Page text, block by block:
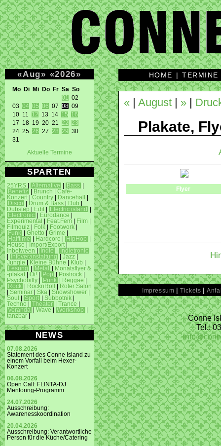
«Aug» «2026»
Mo Di Mi Do Fr Sa So
01
02
03 04 05 06 07 08 09
10 11 12 13 14 15
16
17 18 19 20 21 22
23
24 25 26 27 28 29 30
31
Aktuelle Termine
SPARTEN
25YRS Alternative Bass
Benefiz
Brunch
Café-
Konzert
Country Dancehall
Disco
Drum & Bass Dub
Dubstep
Edit Electric island
Electronic
Eurodance
Experimental
Feat.Fem Film
Filmquiz
Folk Footwork
Funk
Ghetto Grime
Halftime
Hardcore HipHop
House
Import/Export
Inbetween
Indie
Indietronic
Infoveranstaltung Jazz
Jungle
Kleine Bühne Klub
Lesung
Metal
Monatsflyer &
-plakat
Oi! Pop Postrock
Psychobilly
Punk Reggae
Rock
RocknRoll
Roter Salon
Seminar Ska Snowshower
Soul
Sport Subbotnik
Techno
Theater Trance
Veranda
Wave Workshop
tanzbar
NEWS
07.08.2026
Statement des Conne Island zu
einem Vorfall beim Hexer-
Konzert
06.08.2026
Open Call: FLINTA-DJ
Mentoring-Programm
24.07.2026
Ausschreibung:
Awarenesskoordination
20.04.2026
Ausschreibung: Verantwortliche
Person für die Küche/Catering
HOME |TERMINE
« August »
Plakate,
Flyer
Impressum |Tickets |
Conne
Tel.: